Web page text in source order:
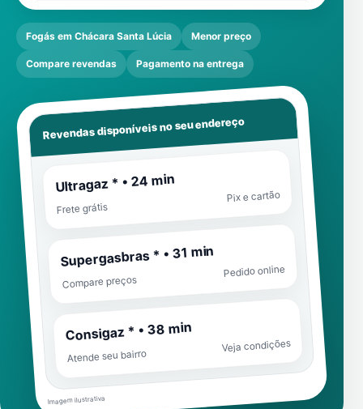
Fogás em Chácara Santa Lúcia Menor preço
Compare revendas Pagamento na entrega
Revendas disponíveis no seu endereço
Ultragaz * • 24 min
Frete grátis
Pix e cartão
Supergasbras * • 31 min
Compare preços
Pedido online
Consigaz * • 38 min
Atende seu bairro
Veja condições
Imagem ilustrativa